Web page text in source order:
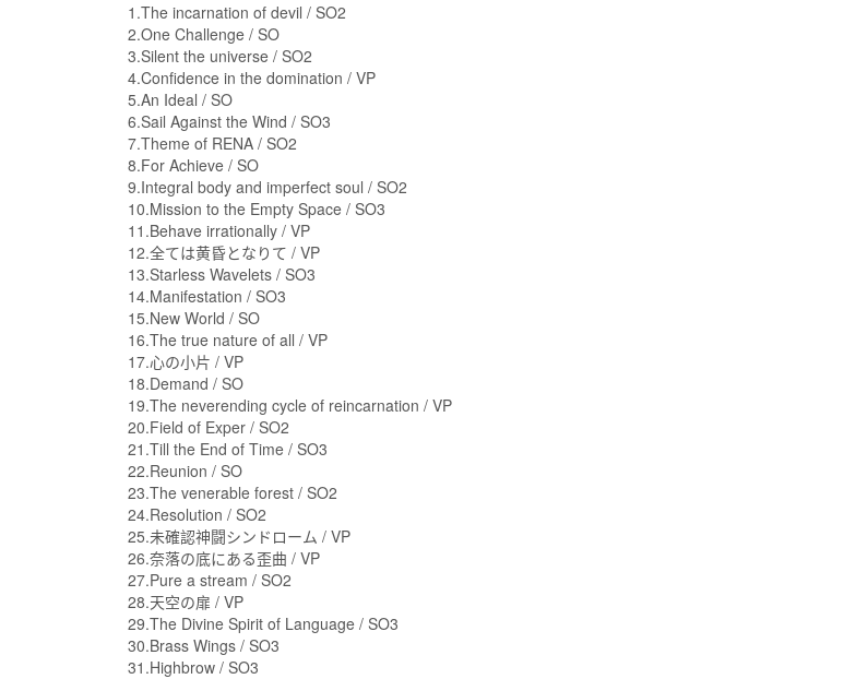
1.The incarnation of devil / SO2
2.One Challenge / SO
3.Silent the universe / SO2
4.Confidence in the domination / VP
5.An Ideal / SO
6.Sail Against the Wind / SO3
7.Theme of RENA / SO2
8.For Achieve / SO
9.Integral body and imperfect soul / SO2
10.Mission to the Empty Space / SO3
11.Behave irrationally / VP
12.全ては黄昏となりて / VP
13.Starless Wavelets / SO3
14.Manifestation / SO3
15.New World / SO
16.The true nature of all / VP
17.心の小片 / VP
18.Demand / SO
19.The neverending cycle of reincarnation / VP
20.Field of Exper / SO2
21.Till the End of Time / SO3
22.Reunion / SO
23.The venerable forest / SO2
24.Resolution / SO2
25.未確認神闘シンドローム / VP
26.奈落の底にある歪曲 / VP
27.Pure a stream / SO2
28.天空の扉 / VP
29.The Divine Spirit of Language / SO3
30.Brass Wings / SO3
31.Highbrow / SO3